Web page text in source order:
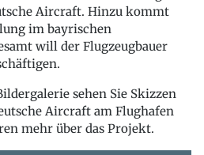
Aircraft. Hinzu kommt
im bayrischen
will der Flugzeugbauer
sehen Sie Skizzen
Aircraft am Flughafen
mehr über das Projekt.